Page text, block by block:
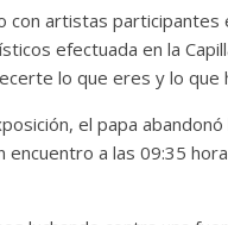
artistas participantes
efectuada en la
lo que eres y lo que
el papa abandonó
encuentro a las 09:35